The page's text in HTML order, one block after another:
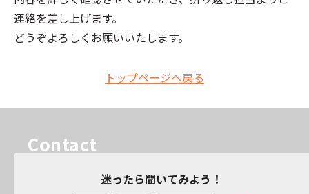
連絡を差し上げます。
どうぞよろしくお願いいたします。
トップページへ戻る
Contact
迷ったら聞いてみよう！